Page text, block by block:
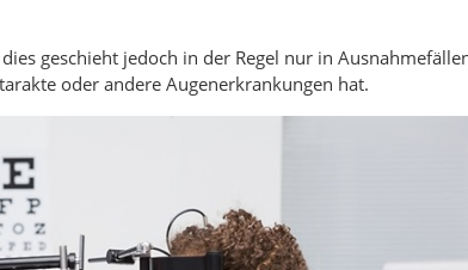
geschieht jedoch in der Regel nur in
oder andere Augenerkrankungen hat.